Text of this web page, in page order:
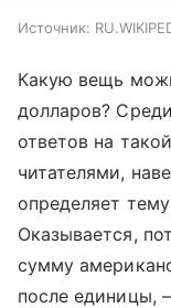
Источник:
Какую вещь
долларов?
ответов на
читателями,
определяет
Оказывается,
сумму
после единицы,